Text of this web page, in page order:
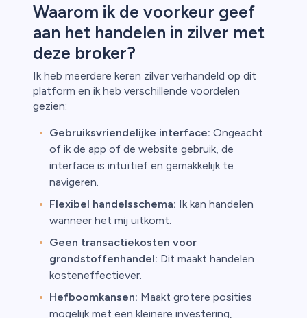
Waarom ik de voorkeur geef
aan het handelen in zilver met
deze broker?
Ik heb meerdere keren zilver verhandeld op dit
platform en ik heb verschillende voordelen
gezien:
Gebruiksvriendelijke interface: Ongeacht
of ik de app of de website gebruik, de
interface is intuïtief en gemakkelijk te
navigeren.
Flexibel handelsschema: Ik kan handelen
wanneer het mij uitkomt.
Geen transactiekosten voor
grondstoffenhandel: Dit maakt handelen
kosteneffectiever.
Hefboomkansen: Maakt grotere posities
mogelijk met een kleinere investering,